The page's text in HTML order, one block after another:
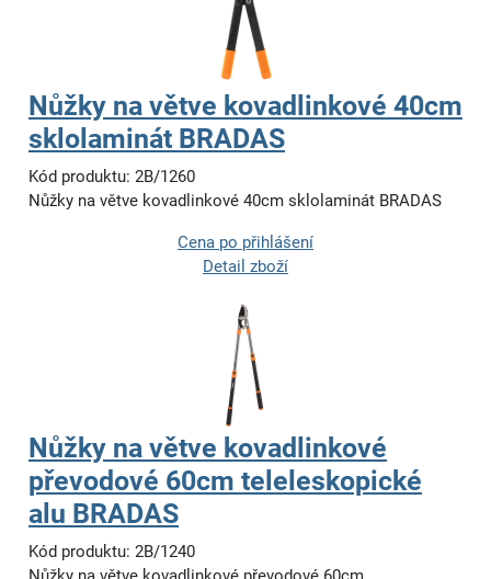
Nůžky na větve kovadlinkové 40cm
sklolaminát BRADAS
Kód produktu: 2B/1260
Nůžky na větve kovadlinkové 40cm sklolaminát BRADAS
Cena po přihlášení
Detail zboží
Nůžky na větve kovadlinkové
převodové 60cm teleleskopické
alu BRADAS
Kód produktu: 2B/1240